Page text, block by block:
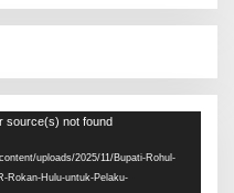
source(s) not found
uploads/2025/11/Bupati-Rohul-
Rokan-Hulu-untuk-Pelaku-